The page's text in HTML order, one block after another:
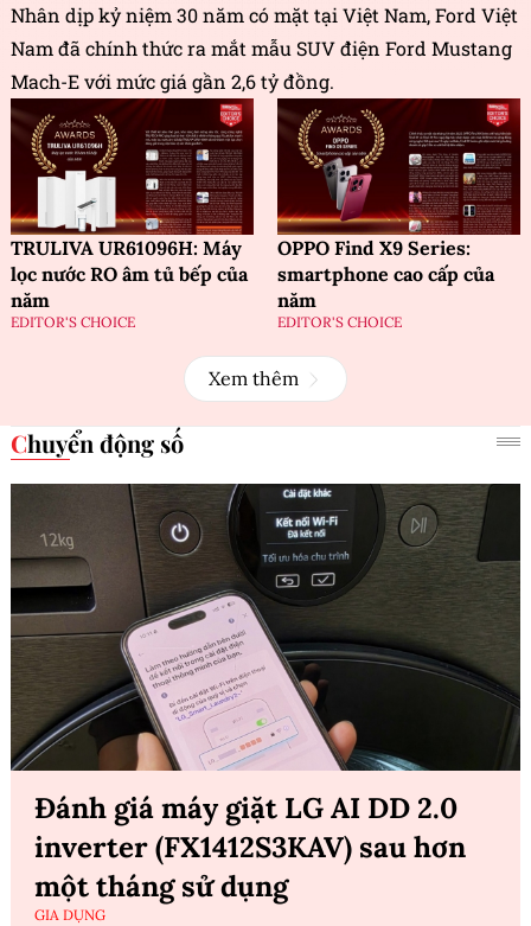
Nhân dịp kỷ niệm 30 năm có mặt tại Việt Nam, Ford Việt
Nam đã chính thức ra mắt mẫu SUV điện Ford Mustang
Mach-E với mức giá gần 2,6 tỷ đồng.
TRULIVA UR61096H: Máy
lọc nước RO âm tủ bếp của
năm
EDITOR'S CHOICE
OPPO Find X9 Series:
smartphone cao cấp của
năm
EDITOR'S CHOICE
Xem thêm
Chuyển động số
Đánh giá máy giặt LG AI DD 2.0
inverter (FX1412S3KAV) sau hơn
một tháng sử dụng
GIA DỤNG